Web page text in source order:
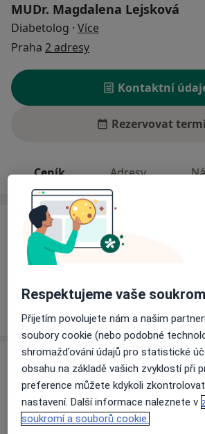
MUDr. Magdalena Lejsková
Diabetolog · Více
Praha 2 adresy
Kontaktní
Rezervovat
Ceník Adresy
Ceník
Informace o službách a cenách
svých službách.
Adresy (2)
Adresa 1 Adresa 2
Respektujeme vaše
Přijetím povolujete nám a našim
soubory cookie (nebo podobné
shromažďování údajů pro statistické
obsahu na základě vašich zvyklostí při
preference můžete kdykoli
nastavení. Další informace naleznete v
soukromí a souborů cookie.